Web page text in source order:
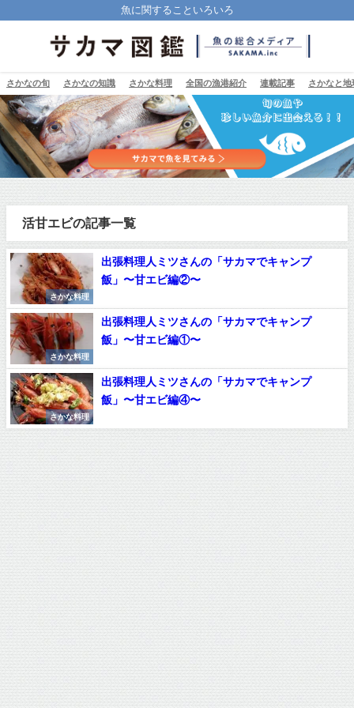
魚に関することいろいろ
さかなの旬 さかなの知識 さかな料理 全国の漁港紹介 連載記事 さかなと地
活甘エビの記事一覧
さかな料理
出張料理人ミツさんの「サカマでキャンプ
飯」〜甘エビ編②〜
さかな料理
出張料理人ミツさんの「サカマでキャンプ
飯」〜甘エビ編①〜
さかな料理
出張料理人ミツさんの「サカマでキャンプ
飯」〜甘エビ編④〜